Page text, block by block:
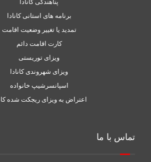
پناهندگی کانادا
برنامه های استانی کانادا
تمدید یا تغییر وضعیت اقامت
کارت اقامت دائم
ویزای توریستی
ویزای شهروندی کانادا
اسپانسرشیپ خانواده
اعتراض به ویزای ریجکت شده
تماس با ما